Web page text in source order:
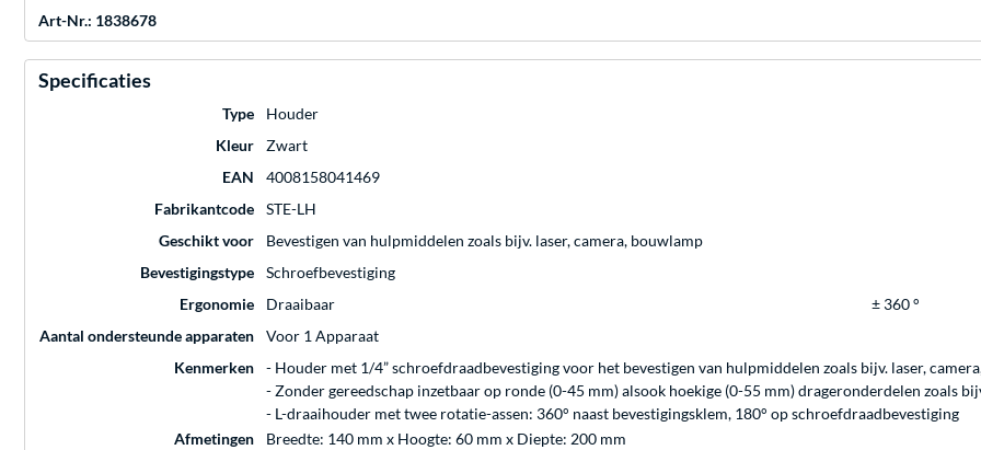
Art-Nr.: 1838678
Specificaties
Type
Houder
Kleur
Zwart
EAN
4008158041469
Fabrikantcode
STE-LH
Geschikt voor
Bevestigen van hulpmiddelen zoals bijv. laser, camera, bouwlamp
Bevestigingstype
Schroefbevestiging
Ergonomie
Draaibaar
± 360 °
Aantal ondersteunde apparaten
Voor 1 Apparaat
Kenmerken
- Houder met 1/4” schroefdraadbevestiging voor het bevestigen van hulpmiddelen zoals bijv. laser,
- Zonder gereedschap inzetbaar op ronde (0-45 mm) alsook hoekige (0-55 mm) drageronderdelen zoals
- L-draaihouder met twee rotatie-assen: 360° naast bevestigingsklem, 180° op schroefdraadbevestiging
Afmetingen
Breedte: 140 mm x Hoogte: 60 mm x Diepte: 200 mm